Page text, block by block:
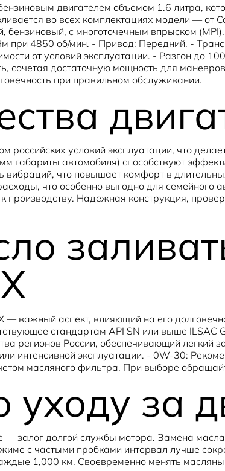
двигателем объемом 1.6 литра,
во всех комплектациях модели — от
с многоточечным впрыском
4850 об/мин. - Привод: Передний. -
от условий эксплуатации. - Разгон до
сочетая достаточную мощность для
при правильном обслуживании.
российских условий эксплуатации, что
габариты автомобиля) способствуют
что повышает комфорт в
что особенно выгодно для семейного
производству. Надежная конструкция,
важный аспект, влияющий на его
стандартам API SN или выше
регионов России, обеспечивающий легкий
интенсивной эксплуатации. - 0W-30:
масляного фильтра. При выборе
уходу за
— залог долгой службы мотора. Замена
с частыми пробками интервал лучше
1,000 км. Своевременно менять